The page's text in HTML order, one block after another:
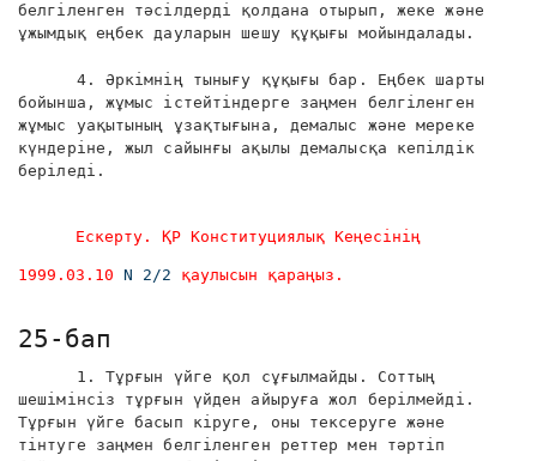
белгіленген тәсілдерді қолдана отырып, жеке және
ұжымдық еңбек дауларын шешу құқығы мойындалады.
4. Әркімнің тынығу құқығы бар. Еңбек шарты
бойынша, жұмыс істейтіндерге заңмен белгіленген
жұмыс уақытының ұзақтығына, демалыс және мереке
күндеріне, жыл сайынғы ақылы демалысқа кепілдік
беріледі.
Ескерту. ҚР Конституциялық Кеңесінің
1999.03.10 N 2/2 қаулысын қараңыз.
25-бап
1. Тұрғын үйге қол сұғылмайды. Соттың
шешімінсіз тұрғын үйден айыруға жол берілмейді.
Тұрғын үйге басып кіруге, оны тексеруге және
тінтуге заңмен белгіленген реттер мен тәртіп